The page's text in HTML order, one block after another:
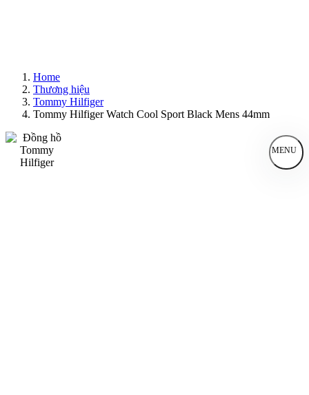
Home
Thương hiệu
Tommy Hilfiger
Tommy Hilfiger Watch Cool Sport Black Mens 44mm
MENU